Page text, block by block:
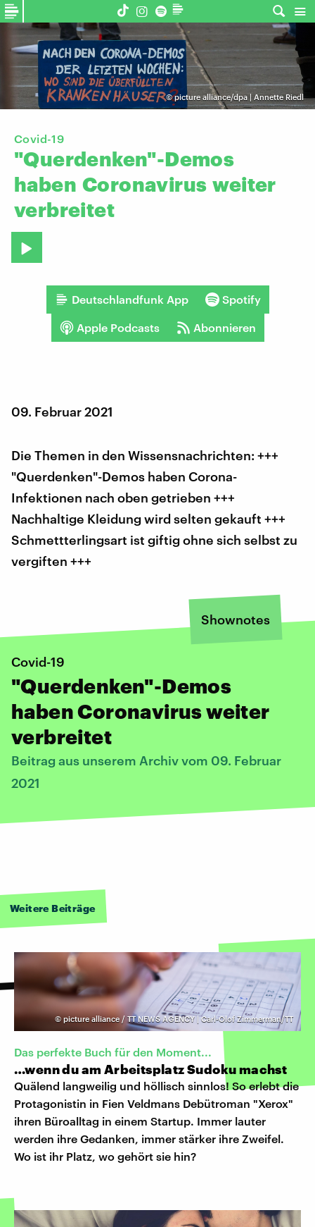
©picture alliance/dpa | Annette Riedl
Covid-19
"Querdenken"-Demos
haben Coronavirus weiter
verbreitet
Deutschlandfunk App Spotify
Apple Podcasts Abonnieren
09. Februar 2021
Die Themen in den Wissensnachrichten: +++
"Querdenken"-Demos haben Corona-
Infektionen nach oben getrieben +++
Nachhaltige Kleidung wird selten gekauft +++
Schmettterlingsart ist giftig ohne sich selbst zu
vergiften +++
Shownotes
Covid-19
"Querdenken"-Demos
haben Coronavirus weiter
verbreitet
Beitrag aus unserem Archiv vom 09. Februar
2021
Weitere Beiträge
©picture alliance / TT NEWS AGENCY | Carl-Olof Zimmerman/TT
Das perfekte Buch für den Moment...
…wenn du am Arbeitsplatz Sudoku machst
Quälend langweilig und höllisch sinnlos! So erlebt die
Protagonistin in Fien Veldmans Debütroman "Xerox"
ihren Büroalltag in einem Startup. Immer lauter
werden ihre Gedanken, immer stärker ihre Zweifel.
Wo ist ihr Platz, wo gehört sie hin?